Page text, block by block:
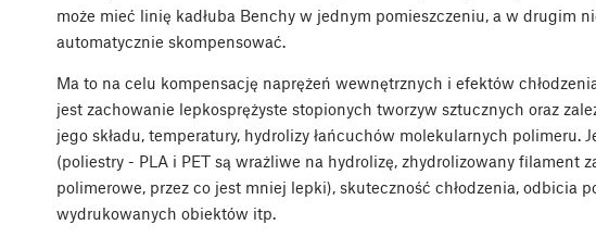
może mieć linię kadłuba Benchy w jednym pomieszczeniu, a w drugim
automatycznie skompensować.
Ma to na celu kompensację naprężeń wewnętrznych i efektów
jest zachowanie lepkosprężyste stopionych tworzyw sztucznych oraz
jego składu, temperatury, hydrolizy łańcuchów molekularnych polimeru.
(poliestry - PLA i PET są wrażliwe na hydrolizę, zhydrolizowany filament
polimerowe, przez co jest mniej lepki), skuteczność chłodzenia, odbicia
wydrukowanych obiektów itp.